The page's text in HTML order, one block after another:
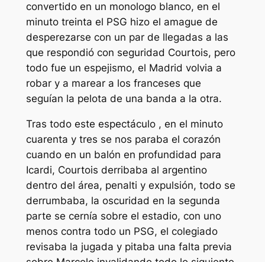
convertido en un monologo blanco, en el
minuto treinta el PSG hizo el amague de
desperezarse con un par de llegadas a las
que respondió con seguridad Courtois, pero
todo fue un espejismo, el Madrid volvia a
robar y a marear a los franceses que
seguían la pelota de una banda a la otra.
Tras todo este espectáculo , en el minuto
cuarenta y tres se nos paraba el corazón
cuando en un balón en profundidad para
Icardi, Courtois derribaba al argentino
dentro del área, penalti y expulsión, todo se
derrumbaba, la oscuridad en la segunda
parte se cernía sobre el estadio, con uno
menos contra todo un PSG, el colegiado
revisaba la jugada y pitaba una falta previa